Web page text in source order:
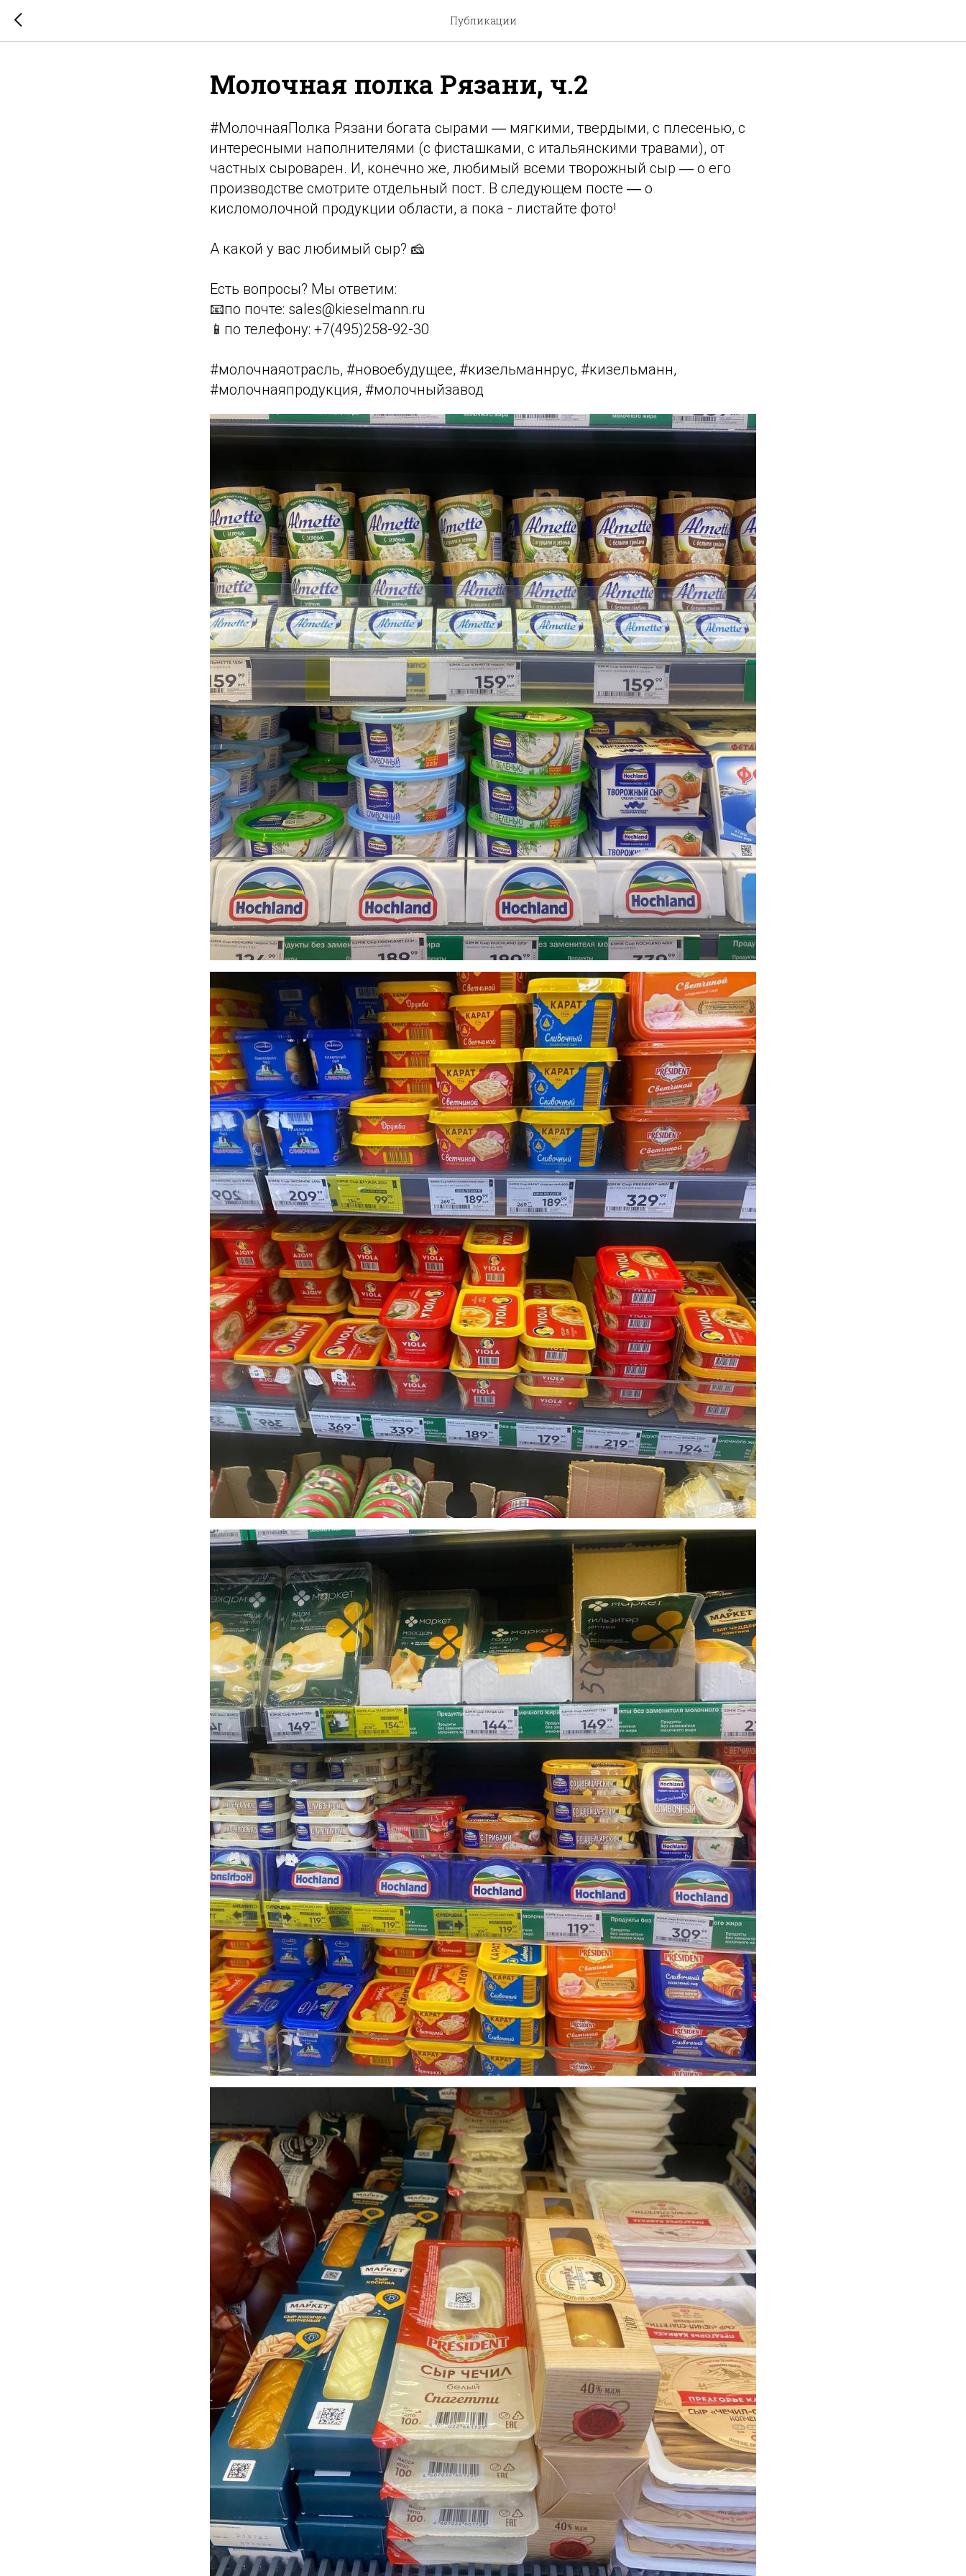
Публикации
Молочная полка Рязани, ч.2
#МолочнаяПолка Рязани богата сырами ― мягкими, твердыми, с плесенью, с
интересными наполнителями (с фисташками, с итальянскими травами), от
частных сыроварен. И, конечно же, любимый всеми творожный сыр ― о его
производстве смотрите отдельный пост. В следующем посте ― о
кисломолочной продукции области, а пока - листайте фото!
А какой у вас любимый сыр? 🧀
Есть вопросы? Мы ответим:
📧по почте: sales@kieselmann.ru
📱по телефону: +7(495)258-92-30
#молочнаяотрасль, #новоебудущее, #кизельманнрус, #кизельманн,
#молочнаяпродукция, #молочныйзавод